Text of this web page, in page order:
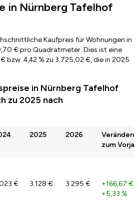
in Nürnberg Tafelhof
Kaufpreis für Wohnungen in
€ pro Quadratmeter. Dies ist eine
bzw. 4,42 % zu 3.725,02 €, die in 2025
in Nürnberg Tafelhof
zu 2025 nach
2025 2026
zum
€ 3.128 € 3.295 € +166,67 €
+5,33 %